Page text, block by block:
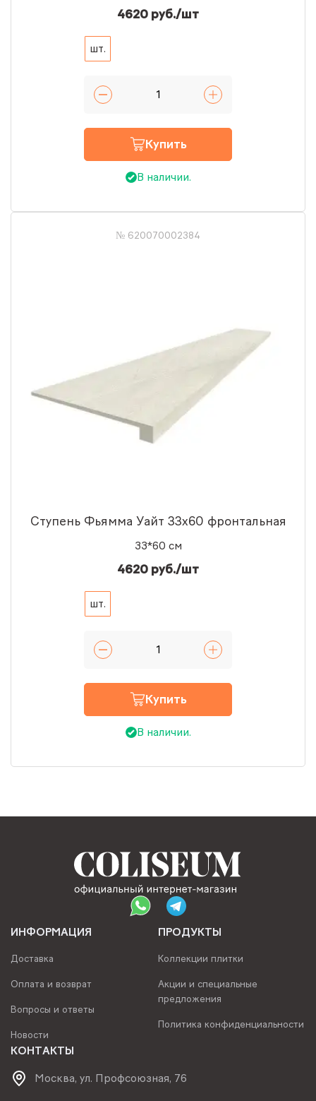
4620 руб./шт
шт.
Купить
В наличии.
№ 620070002384
Ступень Фьямма Уайт 33x60 фронтальная
33*60 см
4620 руб./шт
шт.
Купить
В наличии.
ИНФОРМАЦИЯ
Доставка
Оплата и возврат
Вопросы и ответы
Новости
ПРОДУКТЫ
Коллекции плитки
Акции и специальные
предложения
Политика конфиденциальности
КОНТАКТЫ
Москва, ул. Профсоюзная, 76